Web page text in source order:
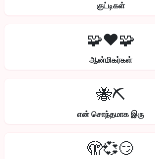
குட்டிகள்
🧩❤️🧩
ஆன்மிகர்கள்
🐝⛏️
என் சொந்தமாக இரு
🫣💞😏